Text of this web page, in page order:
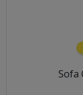
Sofa